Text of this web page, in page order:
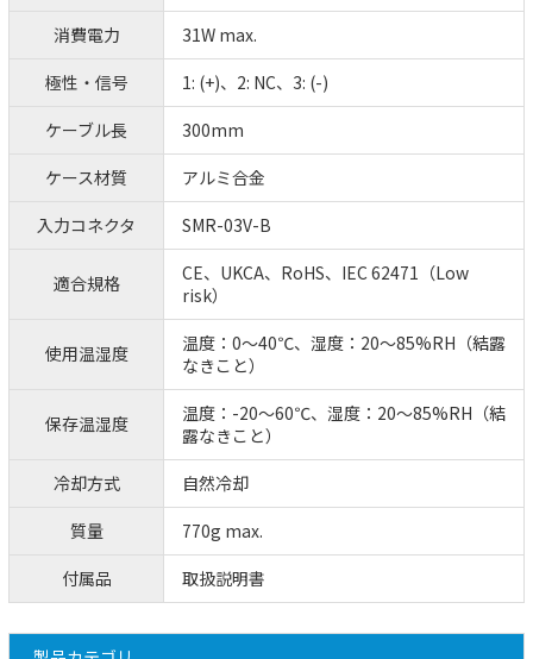
消費電力
31W max.
極性・信号
1: (+)、2: NC、3: (-)
ケーブル長
300mm
ケース材質
アルミ合金
入力コネクタ
SMR-03V-B
適合規格
CE、UKCA、RoHS、IEC 62471（Low
risk）
使用温湿度
温度：0～40℃、湿度：20～85%RH（結露
なきこと）
保存温湿度
温度：-20～60℃、湿度：20～85%RH（結
露なきこと）
冷却方式
自然冷却
質量
770g max.
付属品
取扱説明書